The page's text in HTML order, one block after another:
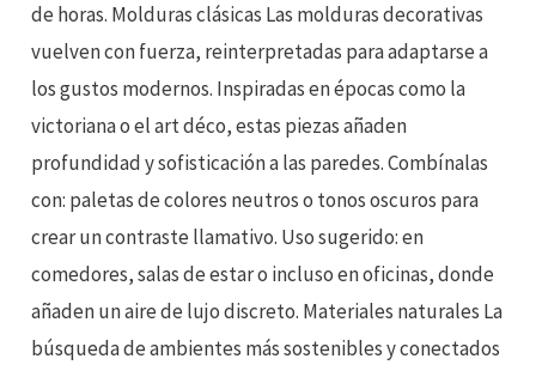
de horas. Molduras clásicas Las molduras decorativas
vuelven con fuerza, reinterpretadas para adaptarse a
los gustos modernos. Inspiradas en épocas como la
victoriana o el art déco, estas piezas añaden
profundidad y sofisticación a las paredes. Combínalas
con: paletas de colores neutros o tonos oscuros para
crear un contraste llamativo. Uso sugerido: en
comedores, salas de estar o incluso en oficinas, donde
añaden un aire de lujo discreto. Materiales naturales La
búsqueda de ambientes más sostenibles y conectados